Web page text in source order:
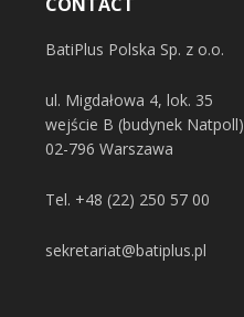
BatiPlus Polska Sp. z o.o.
ul. Migdałowa 4, lok. 35
wejście B (budynek Natpoll)
02-796 Warszawa
Tel. +48 (22) 250 57 00
sekretariat@batiplus.pl